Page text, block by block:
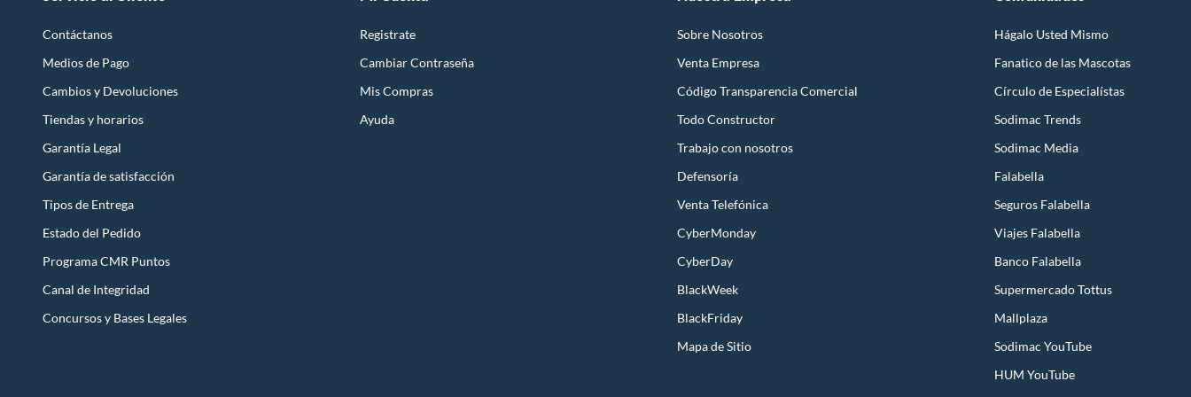
Contáctanos
Medios de Pago
Cambios y Devoluciones
Tiendas y horarios
Garantía Legal
Garantía de satisfacción
Tipos de Entrega
Estado del Pedido
Programa CMR Puntos
Canal de Integridad
Concursos y Bases Legales
Registrate
Cambiar Contraseña
Mis Compras
Ayuda
Sobre Nosotros
Venta Empresa
Código Transparencia Comercial
Todo Constructor
Trabajo con nosotros
Defensoría
Venta Telefónica
CyberMonday
CyberDay
BlackWeek
BlackFriday
Mapa de Sitio
Hágalo Usted Mismo
Fanatico de las Mascotas
Círculo de Especialístas
Sodimac Trends
Sodimac Media
Falabella
Seguros Falabella
Viajes Falabella
Banco Falabella
Supermercado Tottus
Mallplaza
Sodimac YouTube
HUM YouTube